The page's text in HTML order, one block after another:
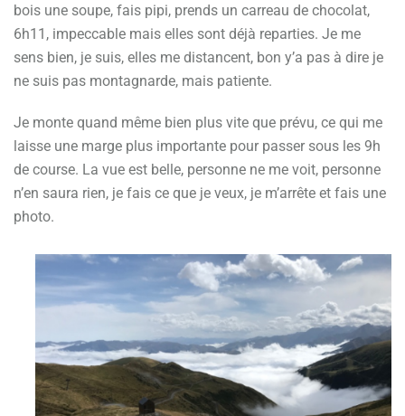
bois une soupe, fais pipi, prends un carreau de chocolat,
6h11, impeccable mais elles sont déjà reparties. Je me
sens bien, je suis, elles me distancent, bon y’a pas à dire je
ne suis pas montagnarde, mais patiente.
Je monte quand même bien plus vite que prévu, ce qui me
laisse une marge plus importante pour passer sous les 9h
de course. La vue est belle, personne ne me voit, personne
n’en saura rien, je fais ce que je veux, je m’arrête et fais une
photo.